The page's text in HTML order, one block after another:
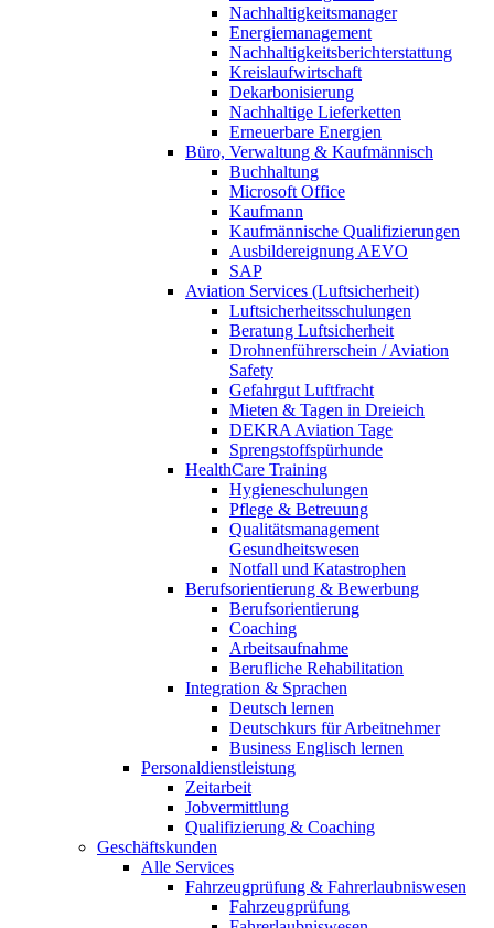
Nachhaltigkeitsmanager
Energiemanagement
Nachhaltigkeitsberichterstattung
Kreislaufwirtschaft
Dekarbonisierung
Nachhaltige Lieferketten
Erneuerbare Energien
Büro, Verwaltung & Kaufmännisch
Buchhaltung
Microsoft Office
Kaufmann
Kaufmännische Qualifizierungen
Ausbildereignung AEVO
SAP
Aviation Services (Luftsicherheit)
Luftsicherheitsschulungen
Beratung Luftsicherheit
Drohnenführerschein / Aviation
Safety
Gefahrgut Luftfracht
Mieten & Tagen in Dreieich
DEKRA Aviation Tage
Sprengstoffspürhunde
HealthCare Training
Hygieneschulungen
Pflege & Betreuung
Qualitätsmanagement
Gesundheitswesen
Notfall und Katastrophen
Berufsorientierung & Bewerbung
Berufsorientierung
Coaching
Arbeitsaufnahme
Berufliche Rehabilitation
Integration & Sprachen
Deutsch lernen
Deutschkurs für Arbeitnehmer
Business Englisch lernen
Personaldienstleistung
Zeitarbeit
Jobvermittlung
Qualifizierung & Coaching
Geschäftskunden
Alle Services
Fahrzeugprüfung & Fahrerlaubniswesen
Fahrzeugprüfung